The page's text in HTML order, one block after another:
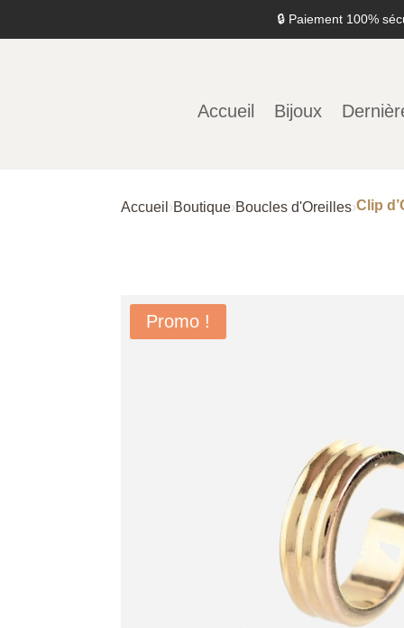
🔒 Paiement 100%
Accueil Bijoux
Accueil ›Boutique›Boucles d'Oreilles›Clip
Promo !